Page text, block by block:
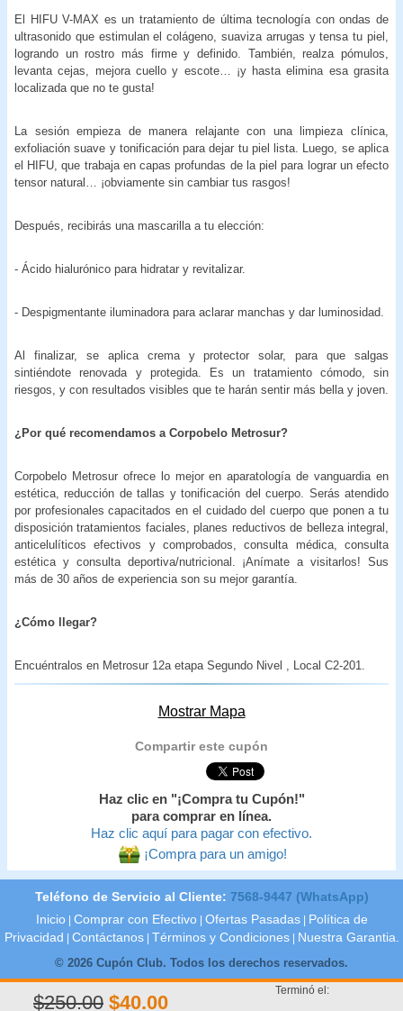
El HIFU V-MAX es un tratamiento de última tecnología con ondas de
ultrasonido que estimulan el colágeno, suaviza arrugas y tensa tu piel,
logrando un rostro más firme y definido. También, realza pómulos,
levanta cejas, mejora cuello y escote… ¡y hasta elimina esa grasita
localizada que no te gusta!
La sesión empieza de manera relajante con una limpieza clínica,
exfoliación suave y tonificación para dejar tu piel lista. Luego, se aplica
el HIFU, que trabaja en capas profundas de la piel para lograr un efecto
tensor natural… ¡obviamente sin cambiar tus rasgos!
Después, recibirás una mascarilla a tu elección:
- Ácido hialurónico para hidratar y revitalizar.
- Despigmentante iluminadora para aclarar manchas y dar luminosidad.
Al finalizar, se aplica crema y protector solar, para que salgas
sintiéndote renovada y protegida. Es un tratamiento cómodo, sin
riesgos, y con resultados visibles que te harán sentir más bella y joven.
¿Por qué recomendamos a Corpobelo Metrosur?
Corpobelo Metrosur ofrece lo mejor en aparatología de vanguardia en
estética, reducción de tallas y tonificación del cuerpo. Serás atendido
por profesionales capacitados en el cuidado del cuerpo que ponen a tu
disposición tratamientos faciales, planes reductivos de belleza integral,
anticelulíticos efectivos y comprobados, consulta médica, consulta
estética y consulta deportiva/nutricional. ¡Anímate a visitarlos! Sus
más de 30 años de experiencia son su mejor garantía.
¿Cómo llegar?
Encuéntralos en Metrosur 12a etapa Segundo Nivel , Local C2-201.
Mostrar Mapa
Compartir este cupón
Haz clic en "¡Compra tu Cupón!"
para comprar en línea.
Haz clic aquí para pagar con efectivo.
¡Compra para un amigo!
$250.00 $40.00
Terminó el:
Teléfono de Servicio al Cliente: 7568-9447 (WhatsApp)
Inicio Comprar con Efectivo Ofertas Pasadas
Política de
Privacidad
Contáctanos Términos y Condiciones
Nuestra Garantia.
© 2026 Cupón Club. Todos los derechos reservados.